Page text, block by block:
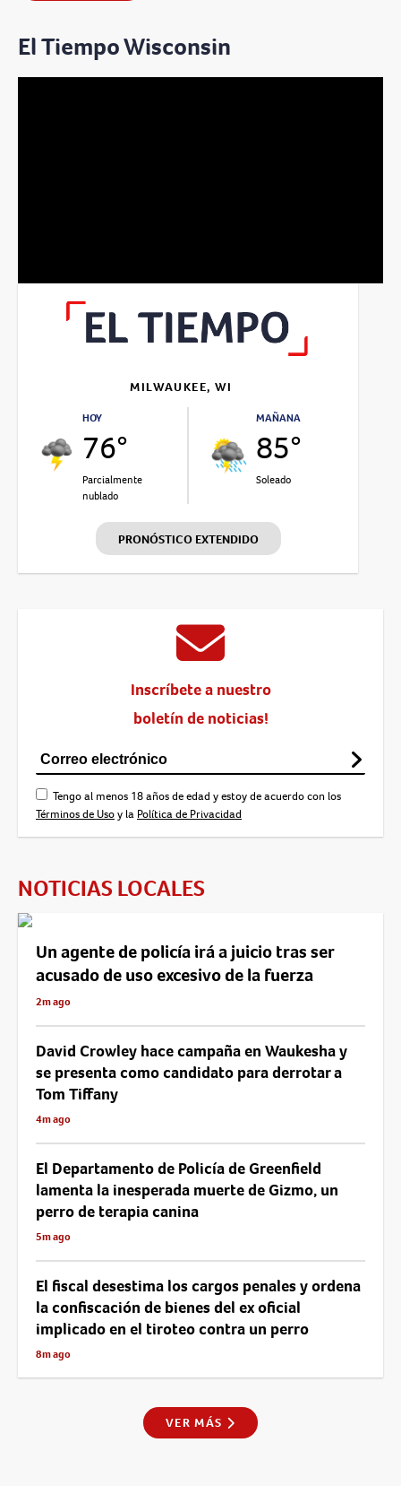
El Tiempo Wisconsin
MILWAUKEE, WI
HOY
76°
Parcialmente
nublado
MAÑANA
85°
Soleado
PRONÓSTICO EXTENDIDO
Inscríbete a nuestro
boletín de noticias!
Tengo al menos 18 años de edad y estoy de acuerdo con los
Términos de Usoy la Política de Privacidad
NOTICIAS LOCALES
Un agente de policía irá a juicio tras ser
acusado de uso excesivo de la fuerza
2m ago
David Crowley hace campaña en Waukesha y
se presenta como candidato para derrotar a
Tom Tiffany
4m ago
El Departamento de Policía de Greenfield
lamenta la inesperada muerte de Gizmo, un
perro de terapia canina
5m ago
El fiscal desestima los cargos penales y ordena
la confiscación de bienes del ex oficial
implicado en el tiroteo contra un perro
8m ago
VER MÁS